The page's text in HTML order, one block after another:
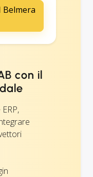
Belmera
con il